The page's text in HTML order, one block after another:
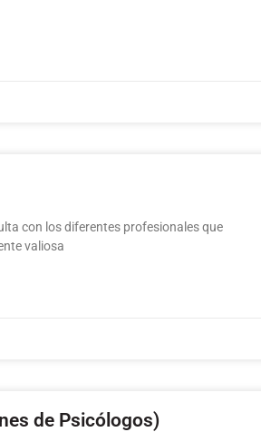
con los diferentes profesionales que
valiosa
de Psicólogos)